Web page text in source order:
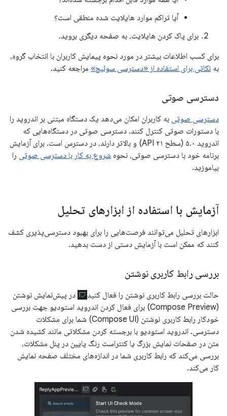
آیا تراکم موارد هایلایت شده منطقی است؟
برای پاک کردن هایلایت، به صفحه دیگری بروید.
برای کسب اطلاعات بیشتر در مورد نحوه پیمایش کاربران با انتخاب گروه،
به نکاتی برای استفاده از «دسترسی سوئیچ» مراجعه کنید.
دسترسی صوتی
دسترسی صوتی به کاربران امکان می‌دهد یک دستگاه مبتنی بر اندروید را
با دستورات صوتی کنترل کنند. دسترسی صوتی در دستگاه‌هایی که
اندروید ۵.۰ (سطح API ۲۱) و بالاتر دارند، در دسترس است. برای آزمایش
برنامه خود با دسترسی صوتی، نحوه شروع به کار با دسترسی صوتی را
بیاموزید.
آزمایش با استفاده از ابزارهای تحلیل
ابزارهای تحلیل می‌توانند فرصت‌هایی را برای بهبود دسترسی‌پذیری کشف
کنند که ممکن است با آزمایش دستی از دست بدهید.
بررسی رابط کاربری نوشتن
حالت بررسی رابط کاربری نوشتن را فعال کنید
در پیش‌نمایش نوشتن
(Compose Preview) برای فعال کردن اندروید استودیو جهت بررسی
خودکار رابط کاربری نوشتن (Compose UI) شما برای مشکلات
دسترسی. اندروید استودیو با برجسته کردن مشکلاتی مانند کشیده شدن
متن در صفحات نمایش بزرگ یا کنتراست رنگ پایین در پنل مشکلات،
بررسی می‌کند که رابط کاربری شما در اندازه‌های مختلف صفحه نمایش
کار می‌کند.